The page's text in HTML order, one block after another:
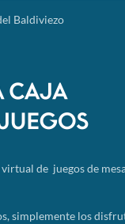
Baldiviezo
de juegos de
simplemente los